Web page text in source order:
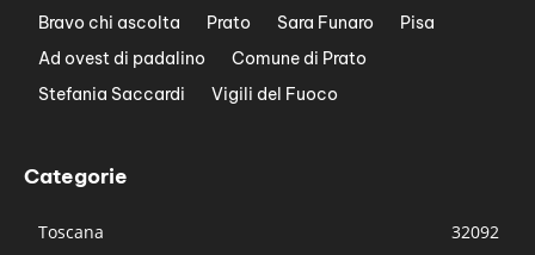
Bravo chi ascolta
Prato Sara Funaro
Pisa
Ad ovest di padalino
Comune di Prato
Stefania Saccardi
Vigili del Fuoco
Categorie
Toscana
32092